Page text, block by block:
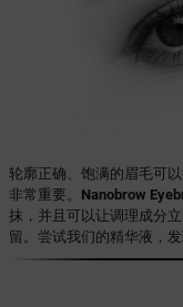
轮廓正确、饱满的眉毛可
非常重要。 Nanobrow
抹，并且可以让调理成分
留。尝试我们的精华液，